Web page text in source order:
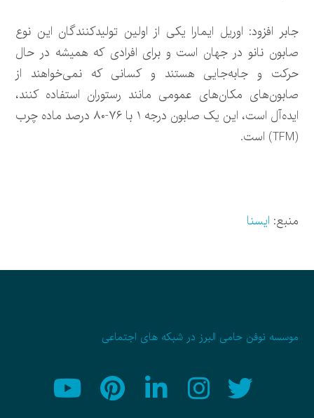
جابر افزود: اوریل ایمارا یکی از اولین تولیدکنندگان این نوع
صابون نانو در جهان است و برای افرادی که همیشه در حال
حرکت و جابه‌جایی هستند و کسانی که نمی‌خواهند از
صابون‌های مکان‌های عمومی مانند رستوران استفاده کنند،
ایده‌آل است، این یک صابون درجه ۱ با ۷۶-۸۰ درصد ماده چرب
(TFM) است.
منبع: ایسنا
موسسه نوفن حامی البرز در شبکه های اجتماعی